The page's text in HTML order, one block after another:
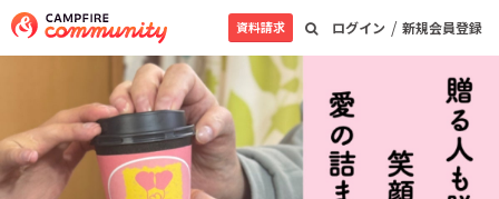
ログイン / 新規会員登録
資料請求